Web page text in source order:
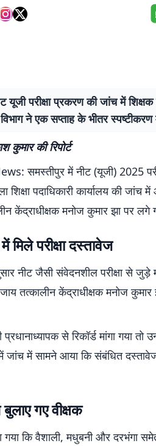
यूजी परीक्षा प्रकरण की जांच में
ने एक सप्ताह के भीतर
कुमार की रिपोर्ट
समस्तीपुर में नीट (यूजी) 2025
पदाधिकारी कार्यालय की जांच
केंद्राधीक्षक मनोज कुमार झा पर लगे
मिले परीक्षा दस्तावेज
नीट जैसी संवेदनशील परीक्षा से जुड़े
तत्कालीन केंद्राधीक्षक मनोज
प्रधानाध्यापक से रिकॉर्ड मांगा गया
में जांच में सामने आया कि संबंधित
गए वीक्षक
गया कि वैशाली, मधुबनी और दरभंगा